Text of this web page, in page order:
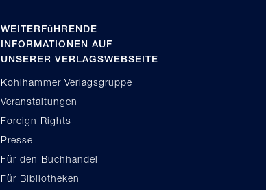
WEITERFüHRENDE
INFORMATIONEN AUF
UNSERER VERLAGSWEBSEITE
Kohlhammer Verlagsgruppe
Veranstaltungen
Foreign Rights
Presse
Für den Buchhandel
Für Bibliotheken